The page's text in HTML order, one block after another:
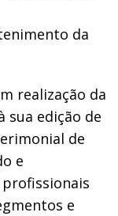
da
realização da
sua edição de
de
e
e